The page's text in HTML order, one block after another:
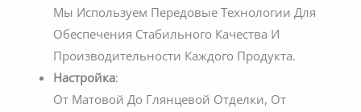
Мы Используем Передовые Технологии Для
Обеспечения Стабильного Качества И
Производительности Каждого Продукта.
Настройка:
От Матовой До Глянцевой Отделки, От